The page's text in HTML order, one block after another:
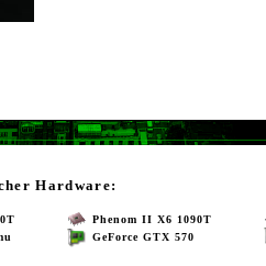
Hardware:
Phenom II X6 1090T
GeForce GTX 570